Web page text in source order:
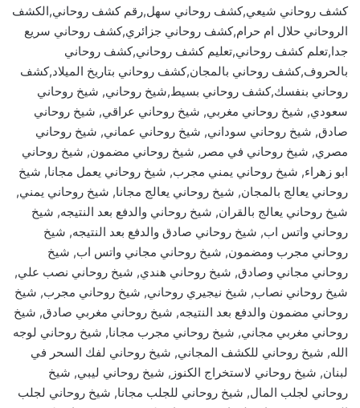
كشف روحاني شيعي,كشف روحاني سهل,رقم كشف روحاني,الكشف
الروحاني حلال ام حرام,كشف روحاني جزائري,كشف روحاني سريع
جدا,تعلم كشف روحاني,تعليم كشف روحاني,كشف روحاني
بالحروف,كشف روحاني بالمجان,كشف روحاني بتاريخ الميلاد,كشف
روحاني بنفسك,كشف روحاني بسيط,شيخ روحاني, شيخ روحاني
سعودي, شيخ روحاني مغربي, شيخ روحاني عراقي, شيخ روحاني
صادق, شيخ روحاني سوداني, شيخ روحاني عماني, شيخ روحاني
مصري, شيخ روحاني في مصر, شيخ روحاني مضمون, شيخ روحاني
ابو زهراء, شيخ روحاني يمني مجرب, شيخ روحاني يعمل مجانا, شيخ
روحاني يعالج بالمجان, شيخ روحاني يعالج مجانا, شيخ روحاني يمني,
شيخ روحاني يعالج بالقران, شيخ روحاني والدفع بعد النتيجه, شيخ
روحاني واتس اب, شيخ روحاني صادق والدفع بعد النتيجه, شيخ
روحاني مجرب ومضمون, شيخ روحاني مجاني واتس اب, شيخ
روحاني مجاني وصادق, شيخ روحاني هندي, شيخ روحاني نصب علي,
شيخ روحاني نصاب, شيخ نيجيري روحاني, شيخ روحاني مجرب, شيخ
روحاني مضمون والدفع بعد النتيجه, شيخ روحاني مغربي صادق, شيخ
روحاني مغربي مجاني, شيخ روحاني مجرب مجانا, شيخ روحاني لوجه
الله, شيخ روحاني للكشف المجاني, شيخ روحاني لفك السحر في
لبنان, شيخ روحاني لاستخراج الكنوز, شيخ روحاني ليبي, شيخ
روحاني لجلب المال, شيخ روحاني للجلب مجانا, شيخ روحاني لجلب